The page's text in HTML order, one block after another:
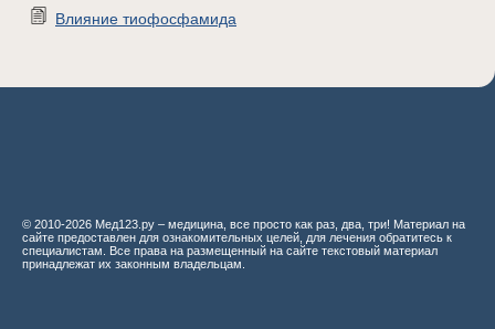
Влияние тиофосфамида
© 2010-2026 Мед123.ру – медицина, все просто как раз, два, три! Материал на
сайте предоставлен для ознакомительных целей, для лечения обратитесь к
специалистам. Все права на размещенный на сайте текстовый материал
принадлежат их законным владельцам.